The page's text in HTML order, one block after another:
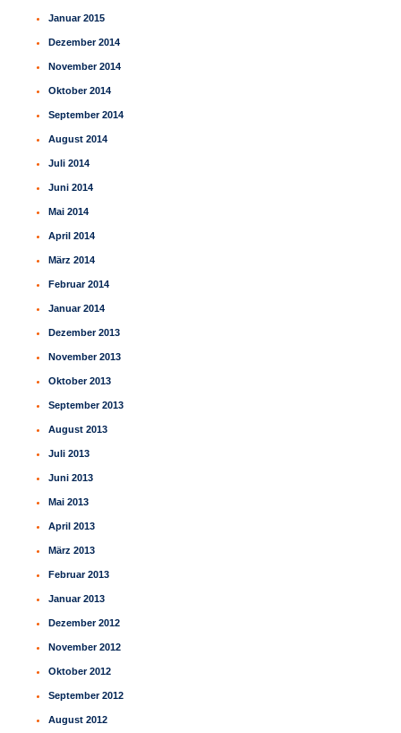
Januar 2015
Dezember 2014
November 2014
Oktober 2014
September 2014
August 2014
Juli 2014
Juni 2014
Mai 2014
April 2014
März 2014
Februar 2014
Januar 2014
Dezember 2013
November 2013
Oktober 2013
September 2013
August 2013
Juli 2013
Juni 2013
Mai 2013
April 2013
März 2013
Februar 2013
Januar 2013
Dezember 2012
November 2012
Oktober 2012
September 2012
August 2012